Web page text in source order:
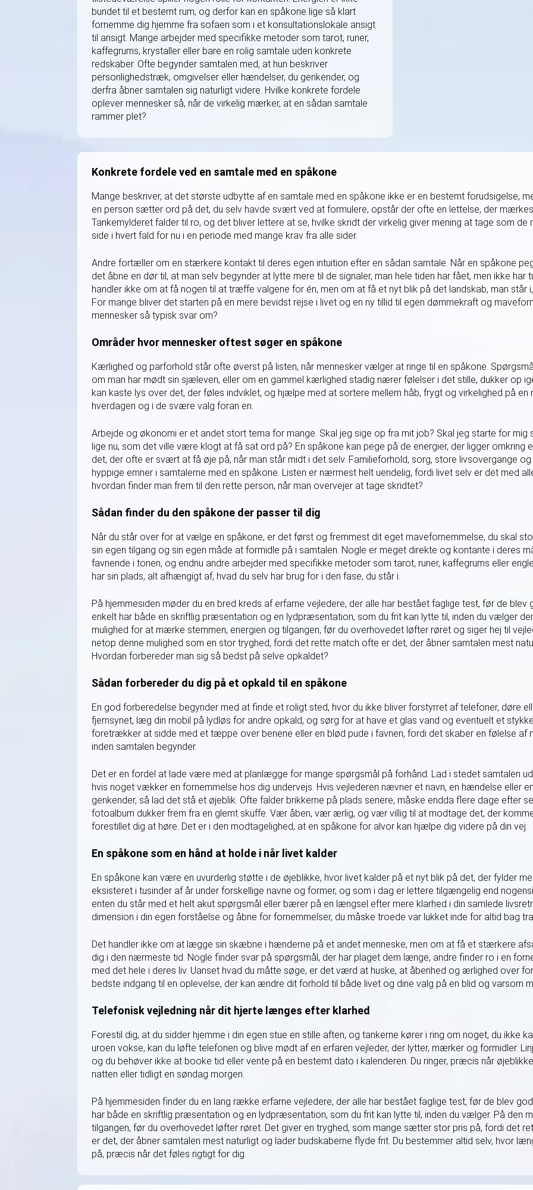
bundet til et bestemt rum, og derfor kan en spåkone lige så klart
fornemme dig hjemme fra sofaen som i et konsultationslokale ansigt
til ansigt. Mange arbejder med specifikke metoder som tarot, runer,
kaffegrums, krystaller eller bare en rolig samtale uden konkrete
redskaber. Ofte begynder samtalen med, at hun beskriver
personlighedstræk, omgivelser eller hændelser, du genkender, og
derfra åbner samtalen sig naturligt videre. Hvilke konkrete fordele
oplever mennesker så, når de virkelig mærker, at en sådan samtale
rammer plet?
Konkrete fordele ved en samtale med en spåkone
Mange beskriver, at det største udbytte af en samtale med en spåkone ikke er en bestemt forudsigelse,
en person sætter ord på det, du selv havde svært ved at formulere, opstår der ofte en lettelse, der
Tankemylderet falder til ro, og det bliver lettere at se, hvilke skridt der virkelig giver mening at tage som
side i hvert fald for nu i en periode med mange krav fra alle sider.
Andre fortæller om en stærkere kontakt til deres egen intuition efter en sådan samtale. Når en spåkone
det åbne en dør til, at man selv begynder at lytte mere til de signaler, man hele tiden har fået, men ikke har
handler ikke om at få nogen til at træffe valgene for én, men om at få et nyt blik på det landskab, man står
For mange bliver det starten på en mere bevidst rejse i livet og en ny tillid til egen dømmekraft og
mennesker så typisk svar om?
Områder hvor mennesker oftest søger en spåkone
Kærlighed og parforhold står ofte øverst på listen, når mennesker vælger at ringe til en spåkone.
om man har mødt sin sjæleven, eller om en gammel kærlighed stadig nærer følelser i det stille, dukker op
kan kaste lys over det, der føles indviklet, og hjælpe med at sortere mellem håb, frygt og virkelighed på
hverdagen og i de svære valg foran en.
Arbejde og økonomi er et andet stort tema for mange. Skal jeg sige op fra mit job? Skal jeg starte for mig
lige nu, som det ville være klogt at få sat ord på? En spåkone kan pege på de energier, der ligger
det, der ofte er svært at få øje på, når man står midt i det selv. Familieforhold, sorg, store livsovergange
hyppige emner i samtalerne med en spåkone. Listen er nærmest helt uendelig, fordi livet selv er det med
hvordan finder man frem til den rette person, når man overvejer at tage skridtet?
Sådan finder du den spåkone der passer til dig
Når du står over for at vælge en spåkone, er det først og fremmest dit eget mavefornemmelse, du skal
sin egen tilgang og sin egen måde at formidle på i samtalen. Nogle er meget direkte og kontante i deres
favnende i tonen, og endnu andre arbejder med specifikke metoder som tarot, runer, kaffegrums eller
har sin plads, alt afhængigt af, hvad du selv har brug for i den fase, du står i.
På hjemmesiden møder du en bred kreds af erfarne vejledere, der alle har bestået faglige test, før de
enkelt har både en skriftlig præsentation og en lydpræsentation, som du frit kan lytte til, inden du vælger
mulighed for at mærke stemmen, energien og tilgangen, før du overhovedet løfter røret og siger hej til
netop denne mulighed som en stor tryghed, fordi det rette match ofte er det, der åbner samtalen mest
Hvordan forbereder man sig så bedst på selve opkaldet?
Sådan forbereder du dig på et opkald til en spåkone
En god forberedelse begynder med at finde et roligt sted, hvor du ikke bliver forstyrret af telefoner, døre
fjernsynet, læg din mobil på lydløs for andre opkald, og sørg for at have et glas vand og eventuelt et
foretrækker at sidde med et tæppe over benene eller en blød pude i favnen, fordi det skaber en følelse af
inden samtalen begynder.
Det er en fordel at lade være med at planlægge for mange spørgsmål på forhånd. Lad i stedet samtalen
hvis noget vækker en fornemmelse hos dig undervejs. Hvis vejlederen nævner et navn, en hændelse eller
genkender, så lad det stå et øjeblik. Ofte falder brikkerne på plads senere, måske endda flere dage efter
fotoalbum dukker frem fra en glemt skuffe. Vær åben, vær ærlig, og vær villig til at modtage det, der
forestillet dig at høre. Det er i den modtagelighed, at en spåkone for alvor kan hjælpe dig videre på din vej.
En spåkone som en hånd at holde i når livet kalder
En spåkone kan være en uvurderlig støtte i de øjeblikke, hvor livet kalder på et nyt blik på det, der fylder
eksisteret i tusinder af år under forskellige navne og former, og som i dag er lettere tilgængelig end
enten du står med et helt akut spørgsmål eller bærer på en længsel efter mere klarhed i din samlede
dimension i din egen forståelse og åbne for fornemmelser, du måske troede var lukket inde for altid bag
Det handler ikke om at lægge sin skæbne i hænderne på et andet menneske, men om at få et stærkere
dig i den nærmeste tid. Nogle finder svar på spørgsmål, der har plaget dem længe, andre finder ro i en
med det hele i deres liv. Uanset hvad du måtte søge, er det værd at huske, at åbenhed og ærlighed over
bedste indgang til en oplevelse, der kan ændre dit forhold til både livet og dine valg på en blid og varsom
Telefonisk vejledning når dit hjerte længes efter klarhed
Forestil dig, at du sidder hjemme i din egen stue en stille aften, og tankerne kører i ring om noget, du ikke
uroen vokse, kan du løfte telefonen og blive mødt af en erfaren vejleder, der lytter, mærker og formidler.
og du behøver ikke at booke tid eller vente på en bestemt dato i kalenderen. Du ringer, præcis når
natten eller tidligt en søndag morgen.
På hjemmesiden finder du en lang række erfarne vejledere, der alle har bestået faglige test, før de blev
har både en skriftlig præsentation og en lydpræsentation, som du frit kan lytte til, inden du vælger. På den
tilgangen, før du overhovedet løfter røret. Det giver en tryghed, som mange sætter stor pris på, fordi det
er det, der åbner samtalen mest naturligt og lader budskaberne flyde frit. Du bestemmer altid selv, hvor
på, præcis når det føles rigtigt for dig.